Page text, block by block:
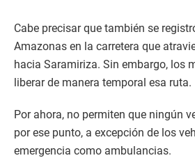
Cabe precisar que también se
Amazonas en la carretera que
hacia Saramiriza. Sin embargo, los
liberar de manera temporal esa ruta.
Por ahora, no permiten que ningún
por ese punto, a excepción de los
emergencia como ambulancias.